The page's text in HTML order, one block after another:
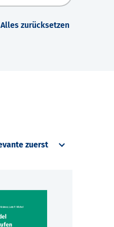
Alles zurücksetzen